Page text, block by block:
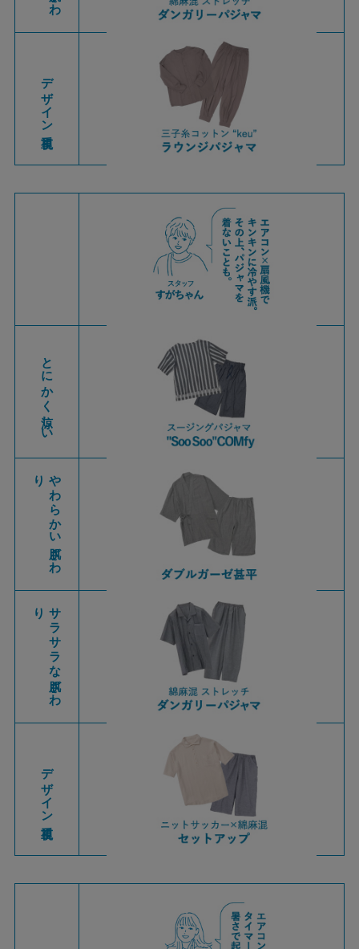
デザイン重視
とにかく涼しい
や
わ
ら
か
い
肌ざ
わ
り
サ
ラ
サ
ラ
な
肌ざ
わ
り
デザイン重視